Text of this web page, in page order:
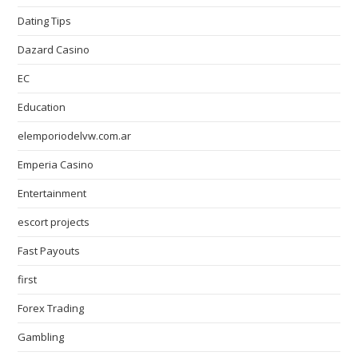
Dating Tips
Dazard Casino
EC
Education
elemporiodelvw.com.ar
Emperia Casino
Entertainment
escort projects
Fast Payouts
first
Forex Trading
Gambling